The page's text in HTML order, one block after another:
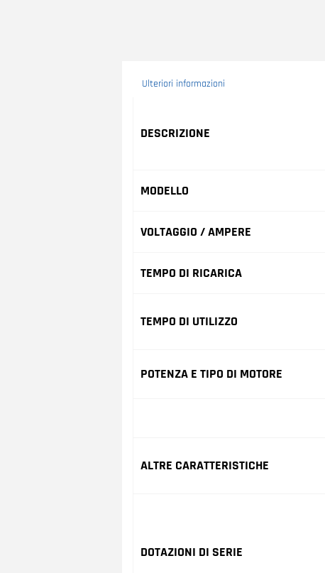
Ulteriori informazioni
Ulteriori informazioni
DESCRIZIONE
MODELLO
VOLTAGGIO / AMPERE
TEMPO DI RICARICA
TEMPO DI UTILIZZO
POTENZA E TIPO DI MOTORE
ALTRE CARATTERISTICHE
DOTAZIONI DI SERIE